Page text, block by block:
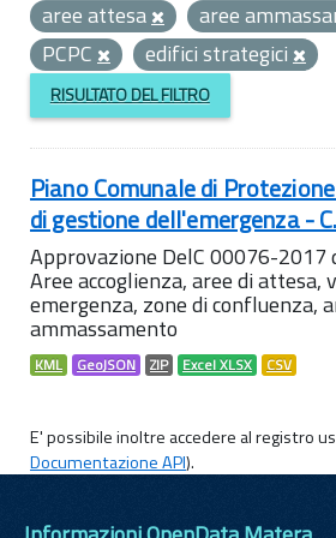
aree attesa
aree
PCPC
edifici strategici
RISULTATO DEL FILTRO
Piano Comunale di
di gestione dell'emergenza -
Approvazione DelC 00076-
Aree accoglienza, aree di attesa,
emergenza, zone di confluenza,
ammassamento
KML GeoJSON ZIP Excel XLSX CSV
E' possibile inoltre accedere al registro
Documentazione API).